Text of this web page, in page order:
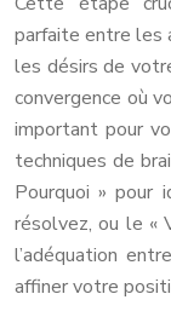
parfaite entre les
les désirs de
convergence où
important pour
techniques de
Pourquoi » pour
résolvez, ou le «
l’adéquation
affiner votre